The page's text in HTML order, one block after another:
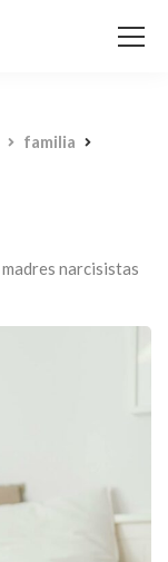
familia
madres narcisistas